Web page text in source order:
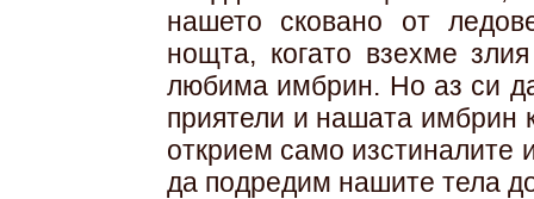
нашето сковано от
нощта, когато взехме
любима имбрин. Но аз си
приятели и нашата имбрин
открием само изстиналите
да подредим нашите тела